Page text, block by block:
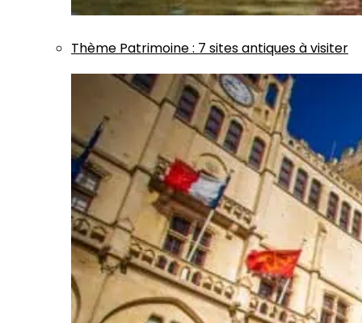
Thème Patrimoine: 7 sites antiques à visiter